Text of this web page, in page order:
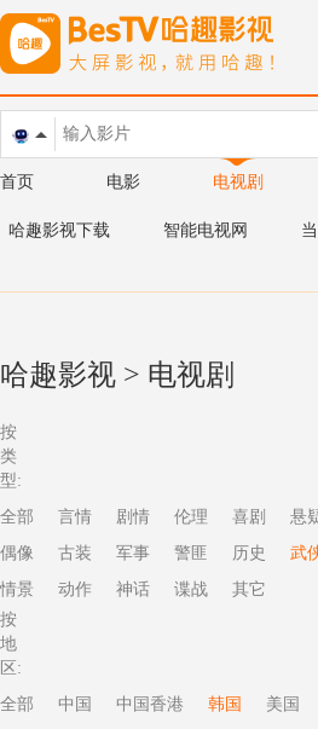
首页 电影 电视剧
哈趣影视下载 智能电视网
哈趣影视 > 电视剧
按
类
型:
全部
言情 剧情 伦理 喜剧 悬
偶像
古装 军事 警匪 历史 武
情景
动作 神话 谍战
其它
按
地
区:
全部
中国 中国香港 韩国 美国